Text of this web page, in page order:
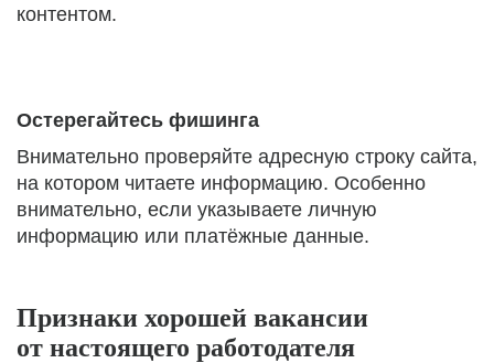
контентом.
Остерегайтесь фишинга
Внимательно проверяйте адресную строку сайта,
на котором читаете информацию. Особенно
внимательно, если указываете личную
информацию или платёжные данные.
Признаки хорошей вакансии
от настоящего работодателя